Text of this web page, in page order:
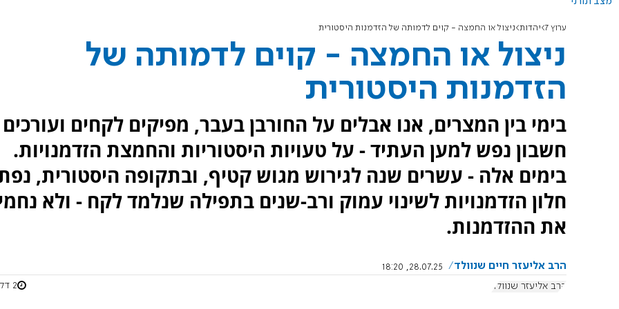
ערוץ 7 יהדות ניצול או החמצה - קוים לדמותה של הזדמנות היסטורית
ניצול או החמצה - קוים לדמותה של
הזדמנות היסטורית
בימי בין המצרים, אנו אבלים על החורבן בעבר, מפיקים לקחים ועורכים
חשבון נפש למען העתיד - על טעויות היסטוריות והחמצת הזדמנויות.
בימים אלה - עשרים שנה לגירוש מגוש קטיף, ובתקופה היסטורית,
חלון הזדמנויות לשינוי עמוק ורב-שנים בתפילה שנלמד לקח - ולא
את ההזדמנות.
הרב אליעזר חיים שנוולד
28.07.25, 18:20
הרב אליעזר שנוולד
2 דקות